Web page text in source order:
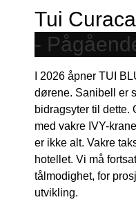
Tui
I 2026 åpner TUI
dørene. Sanibell er
bidragsyter til dette.
med vakre IVY-
er ikke alt. Vakre
hotellet. Vi må
tålmodighet, for
utvikling.